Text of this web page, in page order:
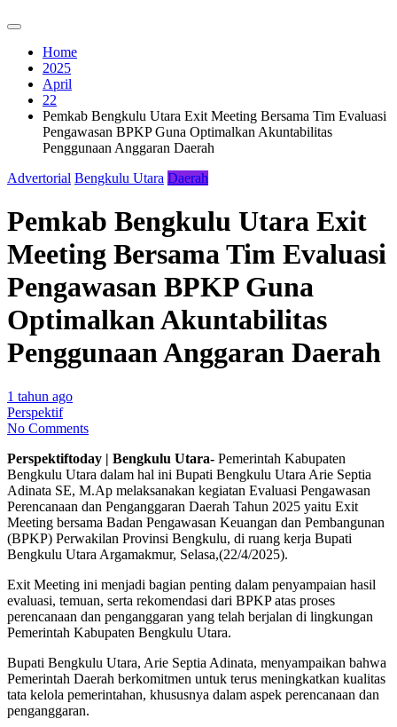
Home
2025
April
22
Pemkab Bengkulu Utara Exit Meeting Bersama Tim Evaluasi
Pengawasan BPKP Guna Optimalkan Akuntabilitas
Penggunaan Anggaran Daerah
Advertorial Bengkulu Utara Daerah
Pemkab Bengkulu Utara Exit
Meeting Bersama Tim Evaluasi
Pengawasan BPKP Guna
Optimalkan Akuntabilitas
Penggunaan Anggaran Daerah
1 tahun ago
Perspektif
No Comments
Perspektiftoday | Bengkulu Utara- Pemerintah Kabupaten
Bengkulu Utara dalam hal ini Bupati Bengkulu Utara Arie Septia
Adinata SE, M.Ap melaksanakan kegiatan Evaluasi Pengawasan
Perencanaan dan Penganggaran Daerah Tahun 2025 yaitu Exit
Meeting bersama Badan Pengawasan Keuangan dan Pembangunan
(BPKP) Perwakilan Provinsi Bengkulu, di ruang kerja Bupati
Bengkulu Utara Argamakmur, Selasa,(22/4/2025).
Exit Meeting ini menjadi bagian penting dalam penyampaian hasil
evaluasi, temuan, serta rekomendasi dari BPKP atas proses
perencanaan dan penganggaran yang telah berjalan di lingkungan
Pemerintah Kabupaten Bengkulu Utara.
Bupati Bengkulu Utara, Arie Septia Adinata, menyampaikan bahwa
Pemerintah Daerah berkomitmen untuk terus meningkatkan kualitas
tata kelola pemerintahan, khususnya dalam aspek perencanaan dan
penganggaran.